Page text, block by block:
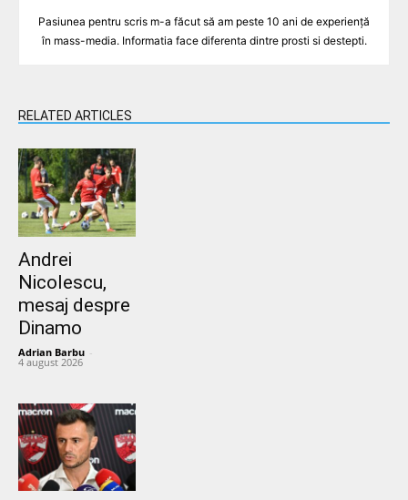
Pasiunea pentru scris m-a făcut să am peste 10 ani de experiență
în mass-media. Informatia face diferenta dintre prosti si destepti.
RELATED ARTICLES
Andrei
Nicolescu,
mesaj despre
Dinamo
Adrian Barbu -
4 august 2026